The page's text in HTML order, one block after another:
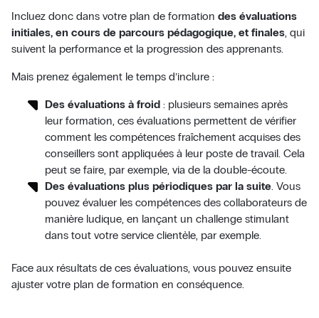
Incluez donc dans votre plan de formation des évaluations
initiales, en cours de parcours pédagogique, et finales, qui
suivent la performance et la progression des apprenants.
Mais prenez également le temps d’inclure :
Des évaluations à froid: plusieurs semaines après
leur formation, ces évaluations permettent de vérifier
comment les compétences fraîchement acquises des
conseillers sont appliquées à leur poste de travail. Cela
peut se faire, par exemple, via de la double-écoute.
Des évaluations plus périodiques par la suite. Vous
pouvez évaluer les compétences des collaborateurs de
manière ludique, en lançant un challenge stimulant
dans tout votre service clientèle, par exemple.
Face aux résultats de ces évaluations, vous pouvez ensuite
ajuster votre plan de formation en conséquence.